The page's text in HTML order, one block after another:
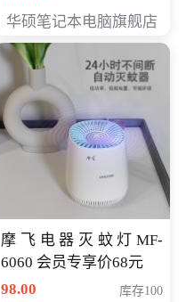
华硕笔记本电脑旗舰店
摩飞电器灭蚊灯MF-
6060 会员专享价68元
98.00
库存100